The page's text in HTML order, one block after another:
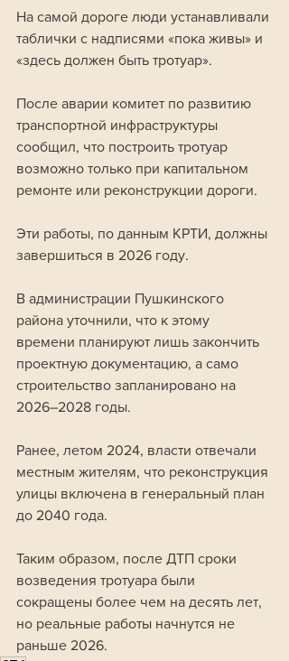
На самой дороге люди устанавливали
таблички с надписями «пока живы» и
«здесь должен быть тротуар».
После аварии комитет по развитию
транспортной инфраструктуры
сообщил, что построить тротуар
возможно только при капитальном
ремонте или реконструкции дороги.
Эти работы, по данным КРТИ, должны
завершиться в 2026 году.
В администрации Пушкинского
района уточнили, что к этому
времени планируют лишь закончить
проектную документацию, а само
строительство запланировано на
2026–2028 годы.
Ранее, летом 2024, власти отвечали
местным жителям, что реконструкция
улицы включена в генеральный план
до 2040 года.
Таким образом, после ДТП сроки
возведения тротуара были
сокращены более чем на десять лет,
но реальные работы начнутся не
раньше 2026.